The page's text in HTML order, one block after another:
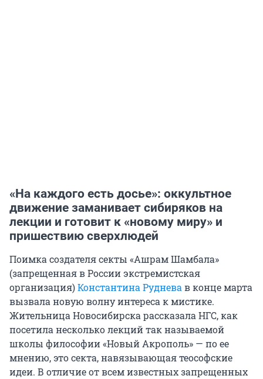
«На каждого есть досье»: оккультное
движение заманивает сибиряков на
лекции и готовит к «новому миру» и
пришествию сверхлюдей
Поимка создателя секты «Ашрам Шамбала»
(запрещенная в России экстремистская
организация)Константина Рудневав конце марта
вызвала новую волну интереса к мистике.
Жительница Новосибирска рассказала НГС, как
посетила несколько лекций так называемой
школы философии «Новый Акрополь» — по ее
мнению, это секта, навязывающая теософские
идеи. В отличие от всем известных запрещенных